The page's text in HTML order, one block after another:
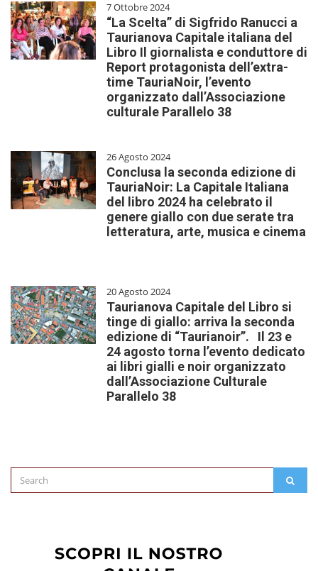
7 Ottobre 2024
“La Scelta” di Sigfrido Ranucci a
Taurianova Capitale italiana del
Libro Il giornalista e conduttore di
Report protagonista dell’extra-
time TauriaNoir, l’evento
organizzato dall’Associazione
culturale Parallelo 38
26 Agosto 2024
Conclusa la seconda edizione di
TauriaNoir: La Capitale Italiana
del libro 2024 ha celebrato il
genere giallo con due serate tra
letteratura, arte, musica e cinema
20 Agosto 2024
Taurianova Capitale del Libro si
tinge di giallo: arriva la seconda
edizione di “Taurianoir”. Il 23 e
24 agosto torna l’evento dedicato
ai libri gialli e noir organizzato
dall’Associazione Culturale
Parallelo 38
Search
for: